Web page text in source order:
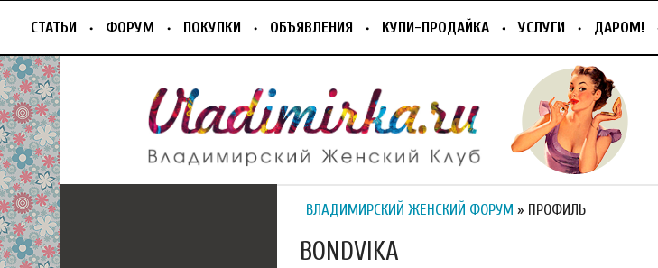
СТАТЬИ ФОРУМ ПОКУПКИ ОБЪЯВЛЕНИЯ КУПИ-ПРОДАЙКА УСЛУГИ ДАРОМ!
ВЛАДИМИРСКИЙ ЖЕНСКИЙ ФОРУМ » ПРОФИЛЬ
BONDVIKA